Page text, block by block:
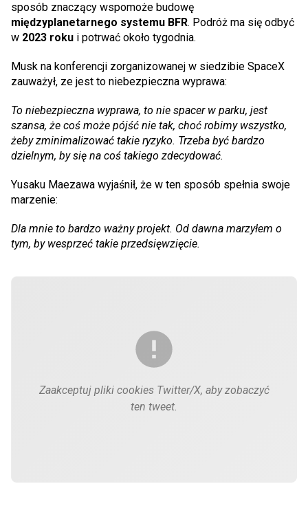
sposób znaczący wspomoże budowę
międzyplanetarnego systemu BFR. Podróż ma się odbyć
w 2023 roku i potrwać około tygodnia.
Musk na konferencji zorganizowanej w siedzibie SpaceX
zauważył, ze jest to niebezpieczna wyprawa:
To niebezpieczna wyprawa, to nie spacer w parku, jest
szansa, że coś może pójść nie tak, choć robimy wszystko,
żeby zminimalizować takie ryzyko. Trzeba być bardzo
dzielnym, by się na coś takiego zdecydować.
Yusaku Maezawa wyjaśnił, że w ten sposób spełnia swoje
marzenie:
Dla mnie to bardzo ważny projekt. Od dawna marzyłem o
tym, by wesprzeć takie przedsięwzięcie.
Zaakceptuj pliki cookies Twitter/X, aby zobaczyć
ten tweet.